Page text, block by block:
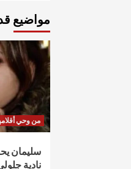
مواضيع
من وحي
سليمان
نادية